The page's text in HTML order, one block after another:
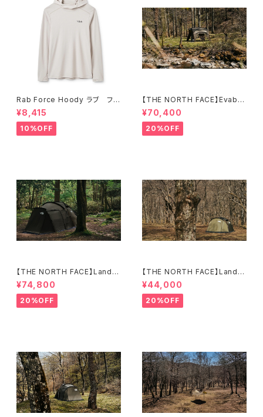
Rab Force Hoody ラブ フォ
ースフーディー（メンズ）
¥8,415
10%OFF
【THE NORTH FACE】Evaba
se 6
¥70,400
20%OFF
【THE NORTH FACE】Lander
6
¥74,800
20%OFF
【THE NORTH FACE】Lander
2
¥44,000
20%OFF